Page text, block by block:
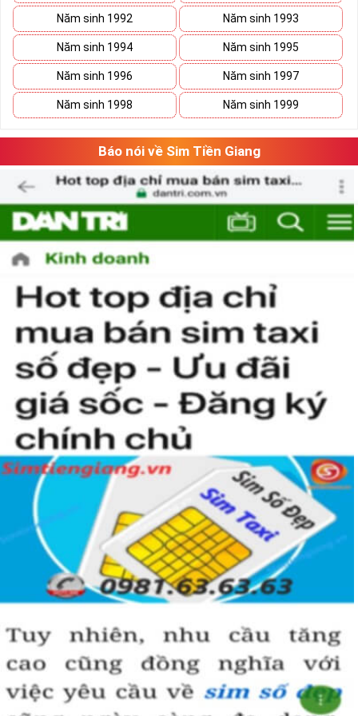
sim
, sim VÀNGtuyệt đẹp, với đẳng cấp đứng đầu. Vẻ đẹp mà
số 5 tạo nên là tổng hòa của ý nghĩa và hình thức, con số 5 gồm cả
những nét gãy và nét cong như cuộc sống có
lúcthănglúctrầmnhưng họ sẽ tìm thấy con đường phát triển vững
bền của mình.
Tại sao nên sở hữu sim ngũ quý 5?
Sim ngũ quý 5 được nhiều người quan tâm vì con số 5 được
coi là số của Phúc, của Vàng, của Vua nên được nhiều người
yêu thích và chọn lựa.
Vì vậy
sim số đẹpđuôi 55555thể hiện được ước vọng về sự
hoà hợp, bình an, sinh sôi, làm việc gì cũng thuận lợi và tiến
đến vị trí cao nhất. Số 5 là con số của đời người, thể hiện sự
bình yên, hạnh phúc.
+ Khi nhìn vào số
sim ngũ quý 5
của bạn, người ta sẽ biết được bạn
là người cẩn thận, là người có địa vị và thành công trong cuộc
sống.
+ Khi sử dụng
sim số đẹp đuôi 55555để kinh doanh, làm ăn sẽ tạo
dựng được niềm tin, sự tin tưởng với đối tác,…
+ Sử dụngsim ngũ quý 5cũng giúp bạn tự tin hơn trong cuộc
sống, với các mối quan hệ xã hội khác.
Những phân tích chuyên sâu về ý nghĩa của dòng
sim ngũ
quý 5 xét theo nhiều khía cạch, đã đủ trả lời cho câu hỏi “Lý
do nên sở hữu sim ngũ quý 5 này
, Có thể khẳng định, đây là
dòng sim số đẹp được khuyên dùng cho giới làm ăn, kinh
doanh, dân công chức, văn phòng thậm chí là các doanh
nhân thành đạt.
Năm sinh 1992 Năm sinh 1993
Năm sinh 1994 Năm sinh 1995
Năm sinh 1996 Năm sinh 1997
Năm sinh 1998 Năm sinh 1999
Báo nói về Sim Tiền Giang